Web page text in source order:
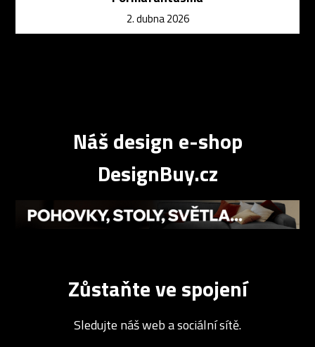
2. dubna 2026
Náš design e-shop
DesignBuy.cz
Zůstaňte ve spojení
Sledujte náš web a sociální sítě.